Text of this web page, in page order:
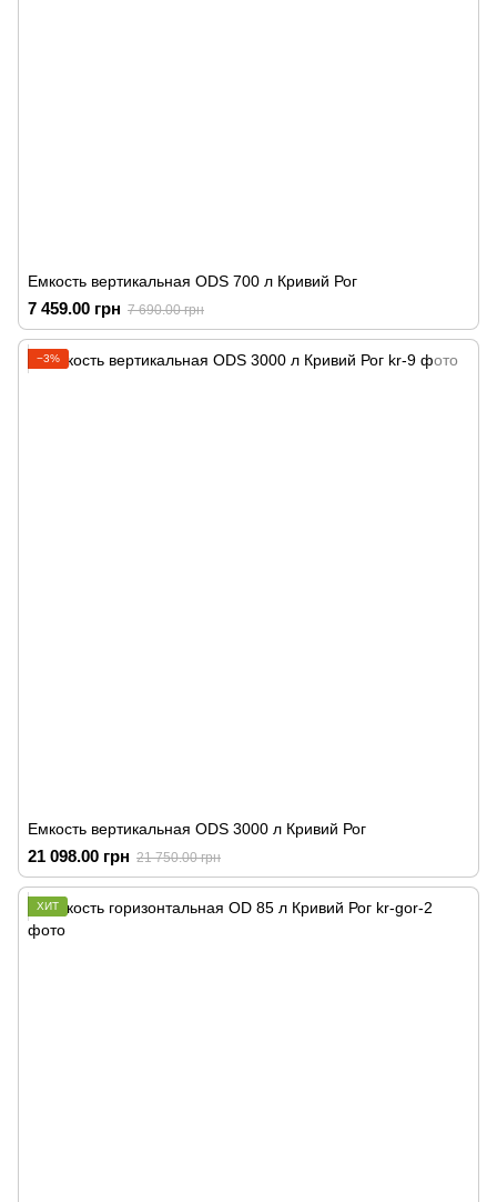
Емкость вертикальная ODS 700 л Кривий Рог
7 459.00 грн 7 690.00 грн
−3%
Емкость вертикальная ODS 3000 л Кривий Рог
21 098.00 грн 21 750.00 грн
ХИТ